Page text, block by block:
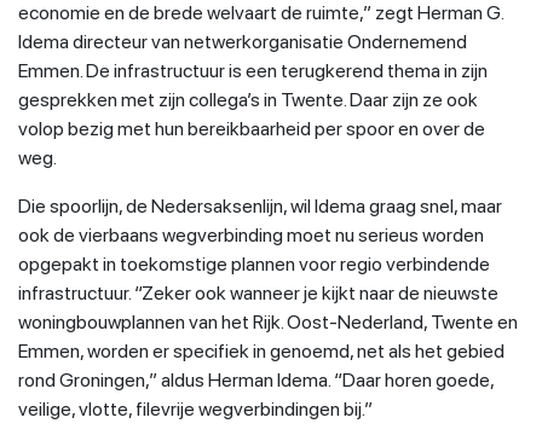
economie en de brede welvaart de ruimte,” zegt Herman G.
Idema directeur van netwerkorganisatie Ondernemend
Emmen. De infrastructuur is een terugkerend thema in zijn
gesprekken met zijn collega’s in Twente. Daar zijn ze ook
volop bezig met hun bereikbaarheid per spoor en over de
weg.
Die spoorlijn, de Nedersaksenlijn, wil Idema graag snel, maar
ook de vierbaans wegverbinding moet nu serieus worden
opgepakt in toekomstige plannen voor regio verbindende
infrastructuur. “Zeker ook wanneer je kijkt naar de nieuwste
woningbouwplannen van het Rijk. Oost-Nederland, Twente en
Emmen, worden er specifiek in genoemd, net als het gebied
rond Groningen,” aldus Herman Idema. “Daar horen goede,
veilige, vlotte, filevrije wegverbindingen bij.”